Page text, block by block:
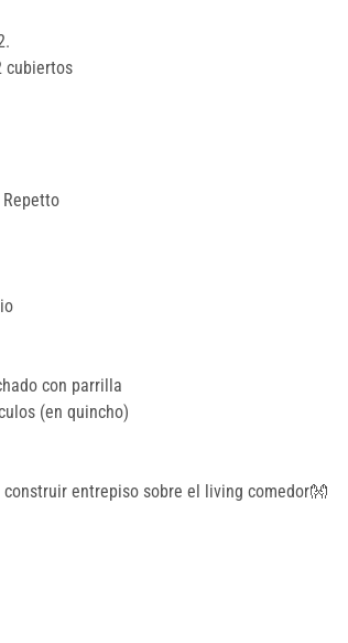
cubiertos
con parrilla
(en quincho)
entrepiso sobre el living comedor👐